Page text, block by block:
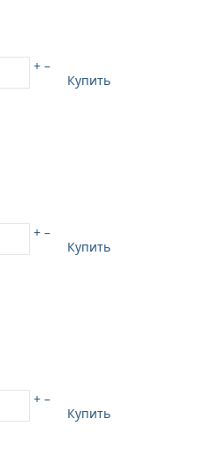
+ –
Купить
+ –
Купить
+ –
Купить